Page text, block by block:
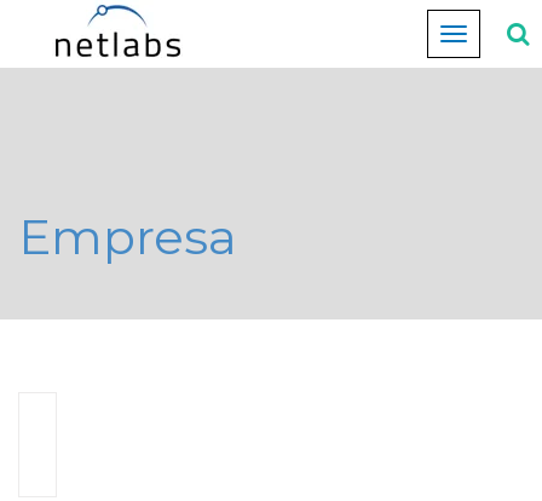
Cambiar
navegación
Empresa